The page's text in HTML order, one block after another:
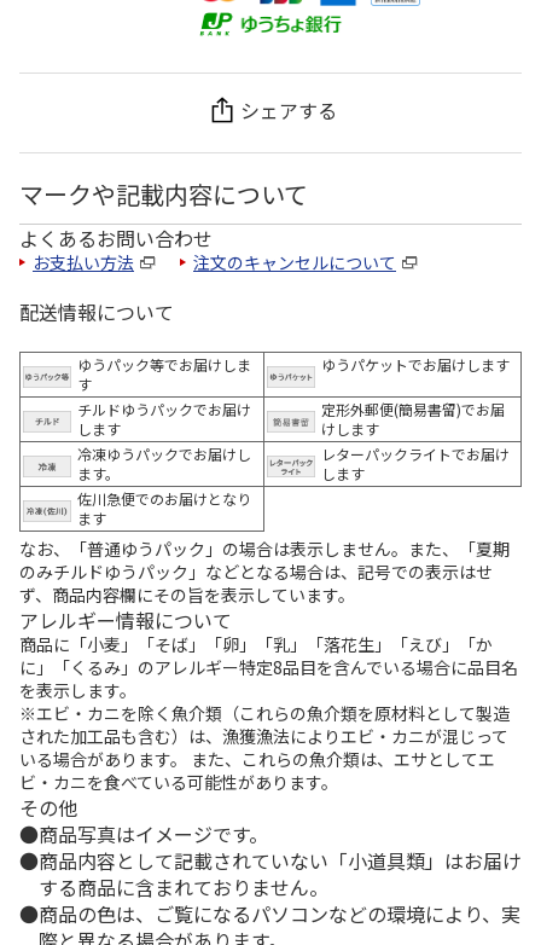
シェアする
マークや記載内容について
よくあるお問い合わせ
お支払い方法 注文のキャンセルについて
配送情報について
ゆうパック等でお届けしま
す
ゆうパケットでお届けします
チルドゆうパックでお届け
します
定形外郵便(簡易書留)でお届
けします
冷凍ゆうパックでお届けし
ます。
レターパックライトでお届け
します
佐川急便でのお届けとなり
ます
なお、「普通ゆうパック」の場合は表示しません。また、「夏期
のみチルドゆうパック」などとなる場合は、記号での表示はせ
ず、商品内容欄にその旨を表示しています。
アレルギー情報について
商品に「小麦」「そば」「卵」「乳」「落花生」「えび」「か
に」「くるみ」のアレルギー特定8品目を含んでいる場合に品目名
を表示します。
※エビ・カニを除く魚介類（これらの魚介類を原材料として製造
された加工品も含む）は、漁獲漁法によりエビ・カニが混じって
いる場合があります。 また、これらの魚介類は、エサとしてエ
ビ・カニを食べている可能性があります。
その他
商品写真はイメージです。
商品内容として記載されていない「小道具類」はお届け
する商品に含まれておりません。
商品の色は、ご覧になるパソコンなどの環境により、実